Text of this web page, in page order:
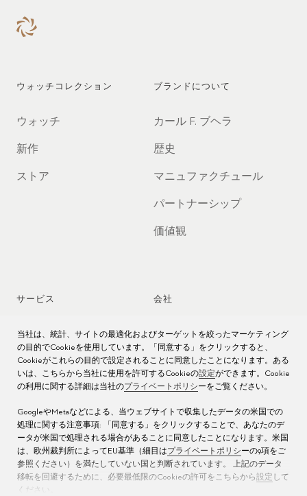
ウォッチコレクション
ウォッチ
新作
ストア
ブランドについて
カール F. ブヘラ
歴史
マニュファクチュール
パートナーシップ
価値観
サービス
時計アフターサービス
時計のお手入れ
取扱説明書
よくある質問
サービス センター
会社
ジョブズ
プレス
お問い合わせ先
当社は、統計、サイトの最適化およびターゲットを絞ったマーケティング
の目的でCookieを使用しています。「同意する」をクリックすると、
Cookieがこれらの目的で設定されることに同意したことになります。ある
いは、こちらから当社に使用を許可するCookieの設定ができます。Cookie
の利用に関する詳細は当社のプライベートポリシーをご覧ください。
GoogleやMetaなどによる、当ウェブサイトで収集したデータの米国での
処理に関する注意事項: 「同意する」をクリックすることで、あなたのデ
ータが米国で処理される場合があることに同意したことになります。米国
は、欧州裁判所によってEU基準（細目はプライベートポリシーの9項をご
参照ください）を満たしていない国と判断されています。 上記のデータ
移転を回避するために、必要最低限のCookieの許可をこちらから設定 して
ください。